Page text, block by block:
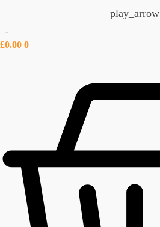
play_arrow
-
£0.00 0